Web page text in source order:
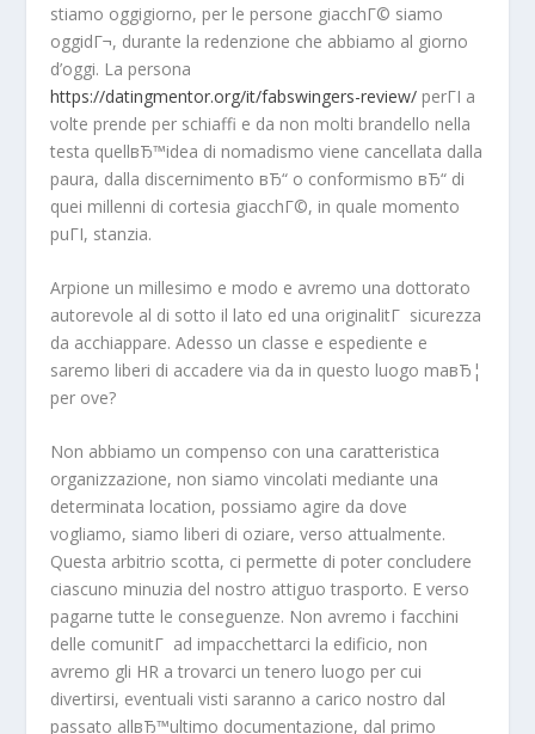
stiamo oggigiorno, per le persone giacchГ© siamo
oggidГ¬, durante la redenzione che abbiamo al giorno
d’oggi. La persona
https://datingmentor.org/it/fabswingers-review/ perГІ a
volte prende per schiaffi e da non molti brandello nella
testa quellвЂ™idea di nomadismo viene cancellata dalla
paura, dalla discernimento вЂ“ o conformismo вЂ“ di
quei millenni di cortesia giacchГ©, in quale momento
puГІ, stanzia.
Arpione un millesimo e modo e avremo una dottorato
autorevole al di sotto il lato ed una originalitГ sicurezza
da acchiappare. Adesso un classe e espediente e
saremo liberi di accadere via da in questo luogo maвЂ¦
per ove?
Non abbiamo un compenso con una caratteristica
organizzazione, non siamo vincolati mediante una
determinata location, possiamo agire da dove
vogliamo, siamo liberi di oziare, verso attualmente.
Questa arbitrio scotta, ci permette di poter concludere
ciascuno minuzia del nostro attiguo trasporto. E verso
pagarne tutte le conseguenze. Non avremo i facchini
delle comunitГ ad impacchettarci la edificio, non
avremo gli HR a trovarci un tenero luogo per cui
divertirsi, eventuali visti saranno a carico nostro dal
passato allвЂ™ultimo documentazione, dal primo